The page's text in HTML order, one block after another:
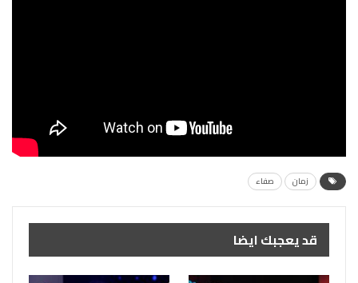
زمان صفاء
قد يعجبك ايضا